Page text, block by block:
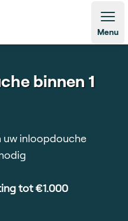
Menu
binnen 1
uw inloopdouche
tot €1.000